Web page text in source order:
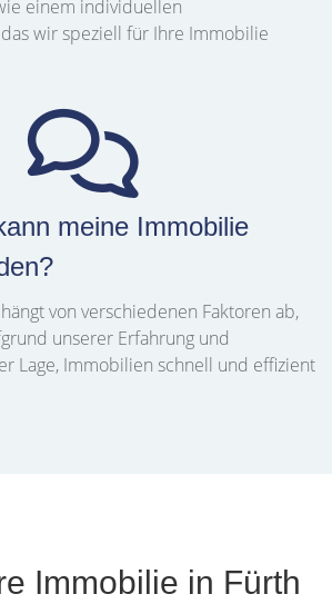
einem individuellen
wir speziell für Ihre Immobilie
meine Immobilie
von verschiedenen Faktoren ab,
unserer Erfahrung und
Lage, Immobilien schnell und effizient
Immobilie in Fürth